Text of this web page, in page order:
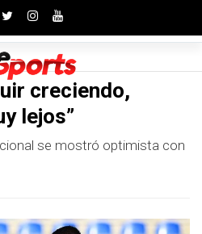
creciendo,
lejos”
se mostró optimista con